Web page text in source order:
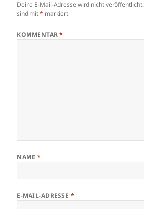
Deine E-Mail-Adresse wird nicht veröffentlicht.
sind mit* markiert
KOMMENTAR*
NAME *
E-MAIL-ADRESSE *